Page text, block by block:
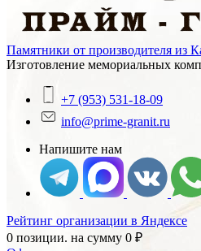
Памятники от производителя из
Изготовление мемориальных
+7 (953) 531-18-09
info@prime-granit.ru
Напишите нам
Рейтинг организации в Яндексе
0 позиции. на сумму 0 ₽